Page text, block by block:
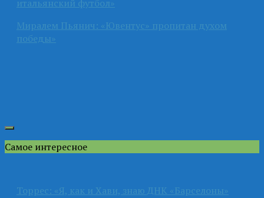
итальянский футбол»
Миралем Пьянич: «Ювентус» пропитан духом
победы»
Самое интересное
Торрес: «Я, как и Хави, знаю ДНК «Барселоны»